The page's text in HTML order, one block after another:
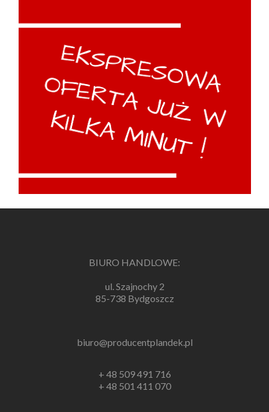
BIURO HANDLOWE:
ul. Szajnochy 2
85-738 Bydgoszcz
biuro@producentplandek.pl
+ 48 509 491 716
+ 48 501 411 070